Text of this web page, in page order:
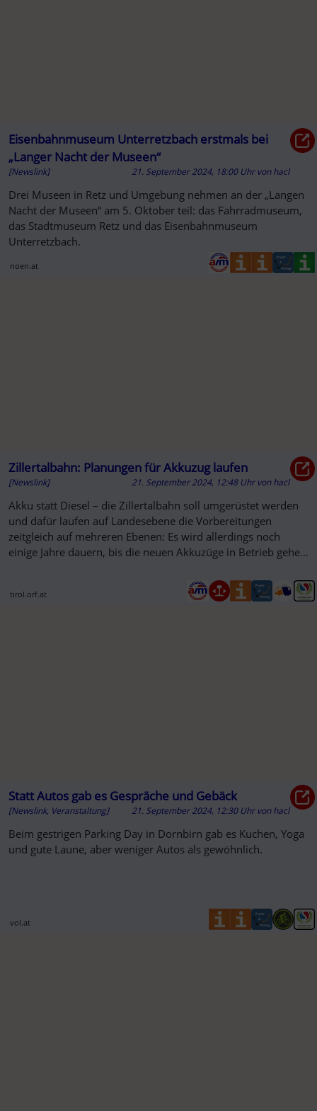
Eisenbahnmuseum Unterretzbach erstmals bei
„Langer Nacht der Museen“
[Newslink] 21. September 2024, 18:00 Uhr vonhacl
Drei Museen in Retz und Umgebung nehmen an der „Langen
Nacht der Museen“ am 5. Oktober teil: das Fahrradmuseum,
das Stadtmuseum Retz und das Eisenbahnmuseum
Unterretzbach.
noen.at
Zillertalbahn: Planungen für Akkuzug laufen
[Newslink] 21. September 2024, 12:48 Uhr vonhacl
Akku statt Diesel – die Zillertalbahn soll umgerüstet werden
und dafür laufen auf Landesebene die Vorbereitungen
zeitgleich auf mehreren Ebenen: Es wird allerdings noch
einige Jahre dauern, bis die neuen Akkuzüge in Betrieb gehen
tirol.orf.at
Statt Autos gab es Gespräche und Gebäck
[Newslink, Veranstaltung] 21. September 2024, 12:30 Uhr vonhacl
Beim gestrigen Parking Day in Dornbirn gab es Kuchen, Yoga
und gute Laune, aber weniger Autos als gewöhnlich.
vol.at